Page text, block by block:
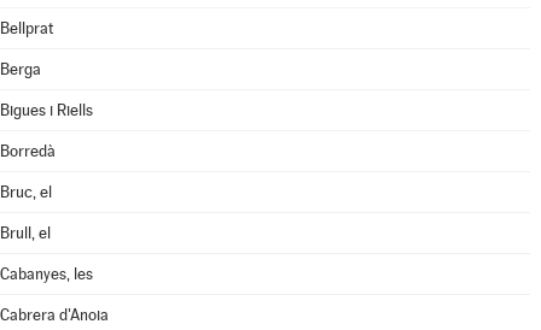
Bellprat
Berga
Bigues i Riells
Borredà
Bruc, el
Brull, el
Cabanyes, les
Cabrera d'Anoia